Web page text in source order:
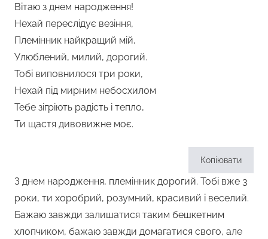
Вітаю з днем народження!
Нехай переслідує везіння,
Племінник найкращий мій,
Улюблений, милий, дорогий.
Тобі виповнилося три роки,
Нехай під мирним небосхилом
Тебе зігріють радість і тепло,
Ти щастя дивовижне моє.
Копіювати
З днем народження, племінник дорогий. Тобі вже 3
роки, ти хоробрий, розумний, красивий і веселий.
Бажаю завжди залишатися таким бешкетним
хлопчиком, бажаю завжди домагатися свого, але